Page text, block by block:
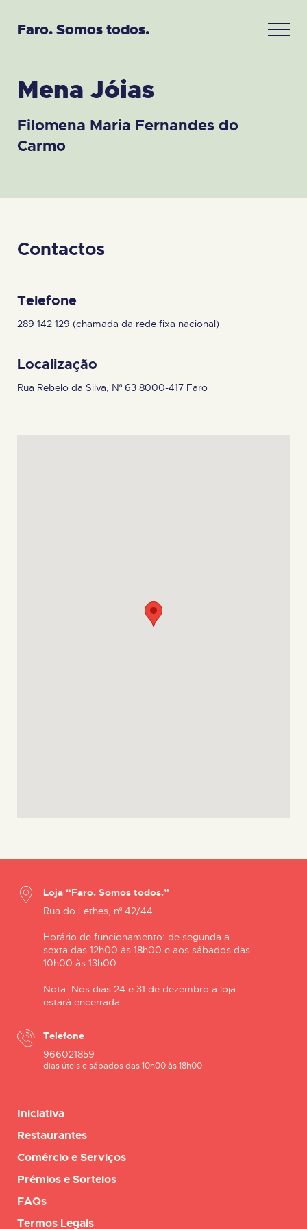
Faro. Somos todos.
Mena Jóias
Filomena Maria Fernandes do
Carmo
Contactos
Telefone
289 142 129 (chamada da rede fixa nacional)
Localização
Rua Rebelo da Silva, Nº 63 8000-417 Faro
Loja “Faro. Somos todos.”
Rua do Lethes, nº 42/44
Horário de funcionamento: de segunda a
sexta das 12h00 às 18h00 e aos sábados das
10h00 às 13h00.
Nota: Nos dias 24 e 31 de dezembro a loja
estará encerrada.
Telefone
966021859
dias úteis e sábados das 10h00 às 18h00
Iniciativa
Restaurantes
Comércio e Serviços
Prémios e Sorteios
FAQs
Termos Legais